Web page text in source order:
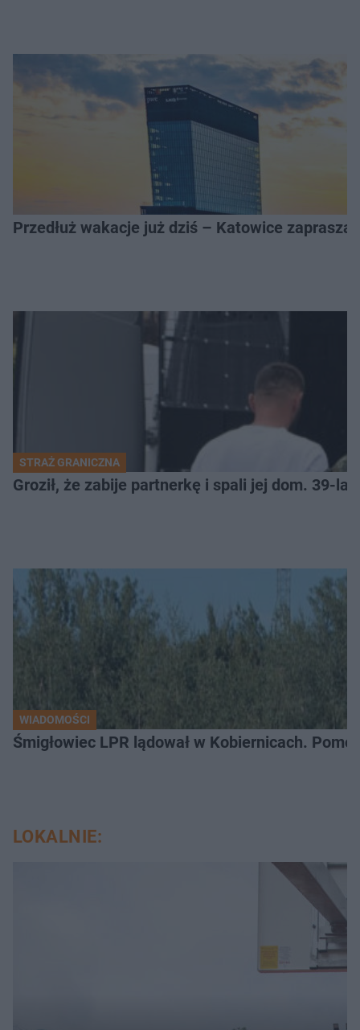
Przedłuż wakacje już dziś – Katowice
STRAŻ GRANICZNA
Groził, że zabije partnerkę i spali jej dom. 39-
WIADOMOŚCI
Śmigłowiec LPR lądował w Kobiernicach.
LOKALNIE: